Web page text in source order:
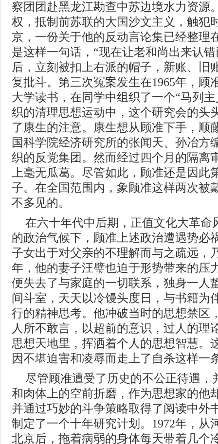
察团团赴黑龙江勘查中苏边境水力资源
权，抵制前苏联的大国沙文主义，触犯
京，一份关于他的反动言论集已经整理
是这样一句话，“现在让老和尚出来认
后，立刻被扣上右派的帽子，新账、旧
复批斗。第三次冤案发生在1965年，顾
大学读书，在同学中组织了一个“马列
织的清理思想运动中，这个研究会的头
了康生的注意。康生想从顾准下手，顺
国科学院经济研究所的张闻天、孙冶方
织的反党集团。然而经过四个月的隔离
上毫无瓜葛。尽管如此，顾准还是因此
子。在全国范围内，象顾准这样两次被
不多见的。
在六十年代中后期，正值文化大革命
的政治气候下，顾准上述政治遭遇势必
子女出于对父亲的不理解而与之疏远，
年，他的妻子汪璧也迫于形势带来的压
便失去了与家庭的一切联系，独身一人
间斗室，天天以冷馒头度日，与书籍为
行的精神思考。他冲破当时的思想禁区
人所不敢言，以超前的意识，过人的理
思想天地里，挥洒着个人的思想智慧。
因不堪迫害和凌辱而走上了自杀这样一
尽管顾准遭受了历史的不公正待遇，
和肉体上的空前折磨，作为思想家的他
并通过巧妙的斗争策略取得了阅读中外
制定了一个十年研究计划。1972年，从
北京后，拖着病弱的身体每天带着几个